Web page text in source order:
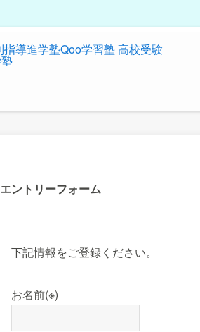
エントリーフォーム
下記情報をご登録ください。
お名前(※)